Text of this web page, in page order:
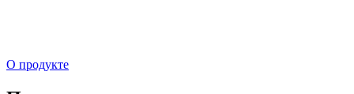
О продукте